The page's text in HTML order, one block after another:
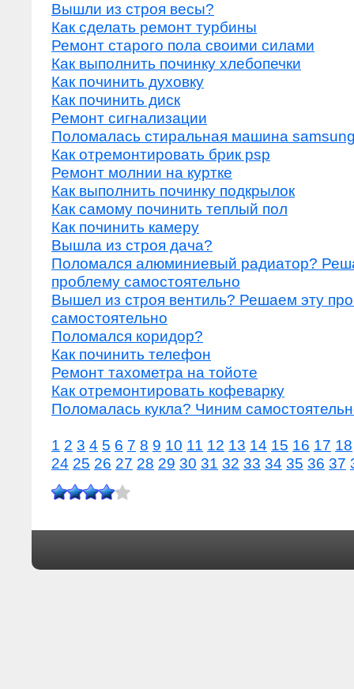
Вышли из строя весы?
Как сделать ремонт турбины
Ремонт старого пола своими силами
Как выполнить починку хлебопечки
Как починить духовку
Как починить диск
Ремонт сигнализации
Поломалась стиральная машина
Как отремонтировать брик psp
Ремонт молнии на куртке
Как выполнить починку подкрылок
Как самому починить теплый пол
Как починить камеру
Вышла из строя дача?
Поломался алюминиевый радиатор?
проблему самостоятельно
Вышел из строя вентиль? Решаем эту
самостоятельно
Поломался коридор?
Как починить телефон
Ремонт тахометра на тойоте
Как отремонтировать кофеварку
Поломалась кукла? Чиним
1 2 3 4 5 6 7 8 9 10 11 12 13 14 15 16 17 18
24 25 26 27 28 29 30 31 32 33 34 35 36 37